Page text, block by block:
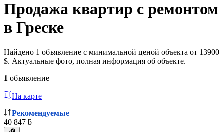
Продажа квартир с ремонтом
в Греске
Найдено 1 объявление с минимальной ценой объекта от 13900
$. Актуальные фото, полная информация об объекте.
1 объявление
На карте
Рекомендуемые
40 847 ƃ